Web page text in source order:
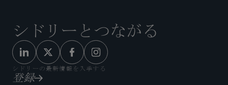
シドリーとつながる
シドリーの最新情報を入手する
登録